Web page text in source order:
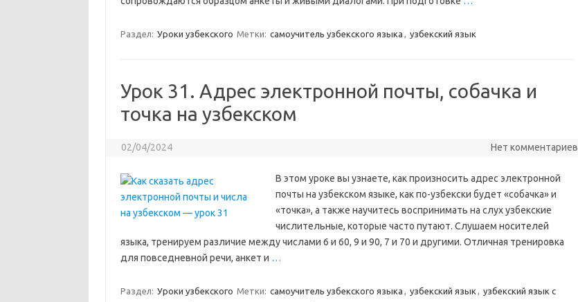
Раздел: Уроки узбекского Метки: самоучитель узбекского языка , узбекский язык
Урок 31. Адрес электронной почты, собачка и
точка на узбекском
02/04/2024 Нет комментариев
В этом уроке вы узнаете, как произносить адрес электронной
почты на узбекском языке, как по-узбекски будет «собачка» и
«точка», а также научитесь воспринимать на слух узбекские
числительные, которые часто путают. Слушаем носителей
языка, тренируем различие между числами 6 и 60, 9 и 90, 7 и 70 и другими. Отличная тренировка
для повседневной речи, анкет и …
Раздел: Уроки узбекского Метки: самоучитель узбекского языка , узбекский язык , узбекский язык с